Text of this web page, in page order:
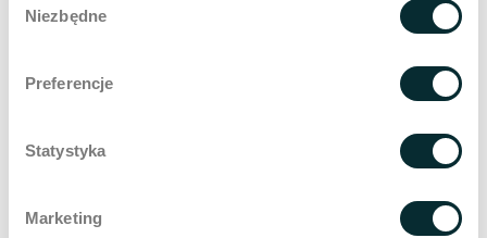
zgody
Niezbędne
Preferencje
Statystyka
MarketingJakich rezultatów możesz się